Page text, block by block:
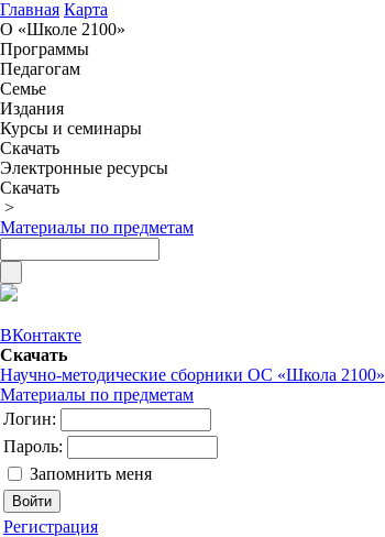
Главная Карта
О «Школе 2100»
Программы
Педагогам
Семье
Издания
Курсы и семинары
Скачать
Электронные ресурсы
Скачать
>
Материалы по предметам
ВКонтакте
Скачать
Научно-методические сборники ОС «Школа 2100»
Материалы по предметам
Логин:
Пароль:
Запомнить меня
Регистрация